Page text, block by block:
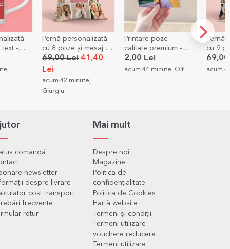
-
Pernă personalizată
cu 8 poze și mesaj -
format mare
69,00 Lei41,40
Lei
acum 42 minute,
Giurgiu
Printare poze -
calitate premium -
format 9x13cm
2,00 Lei
acum 44 minute, Olt
Pernă
cu 9
mare
acum
comandă
newsletter
despre livrare
cost transport
frecvente
retur
Mai mult
Despre noi
Magazine
Politica de
confidențialitate
Politica de Cookies
Hartă website
Termeni și condiții
Termeni utilizare
vouchere reducere
Termeni utilizare